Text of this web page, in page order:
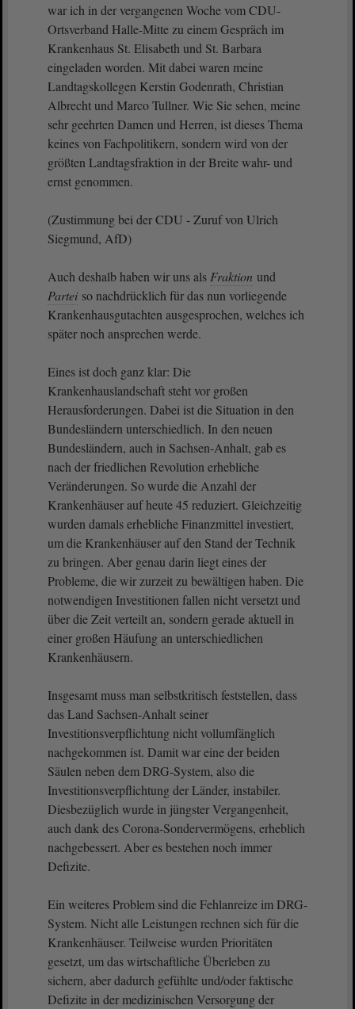
war ich in der vergangenen Woche vom CDU-
Ortsverband Halle-Mitte zu einem Gespräch im
Krankenhaus St. Elisabeth und St. Barbara
eingeladen worden. Mit dabei waren meine
Landtagskollegen Kerstin Godenrath, Christian
Albrecht und Marco Tullner. Wie Sie sehen, meine
sehr geehrten Damen und Herren, ist dieses Thema
keines von Fachpolitikern, sondern wird von der
größten Landtagsfraktion in der Breite wahr- und
ernst genommen.
(Zustimmung bei der CDU - Zuruf von Ulrich
Siegmund, AfD)
Auch deshalb haben wir uns als Fraktion und
Partei so nachdrücklich für das nun vorliegende
Krankenhausgutachten ausgesprochen, welches ich
später noch ansprechen werde.
Eines ist doch ganz klar: Die
Krankenhauslandschaft steht vor großen
Herausforderungen. Dabei ist die Situation in den
Bundesländern unterschiedlich. In den neuen
Bundesländern, auch in Sachsen-Anhalt, gab es
nach der friedlichen Revolution erhebliche
Veränderungen. So wurde die Anzahl der
Krankenhäuser auf heute 45 reduziert. Gleichzeitig
wurden damals erhebliche Finanzmittel investiert,
um die Krankenhäuser auf den Stand der Technik
zu bringen. Aber genau darin liegt eines der
Probleme, die wir zurzeit zu bewältigen haben. Die
notwendigen Investitionen fallen nicht versetzt und
über die Zeit verteilt an, sondern gerade aktuell in
einer großen Häufung an unterschiedlichen
Krankenhäusern.
Insgesamt muss man selbstkritisch feststellen, dass
das Land Sachsen-Anhalt seiner
Investitionsverpflichtung nicht vollumfänglich
nachgekommen ist. Damit war eine der beiden
Säulen neben dem DRG-System, also die
Investitionsverpflichtung der Länder, instabiler.
Diesbezüglich wurde in jüngster Vergangenheit,
auch dank des Corona-Sondervermögens, erheblich
nachgebessert. Aber es bestehen noch immer
Defizite.
Ein weiteres Problem sind die Fehlanreize im DRG-
System. Nicht alle Leistungen rechnen sich für die
Krankenhäuser. Teilweise wurden Prioritäten
gesetzt, um das wirtschaftliche Überleben zu
sichern, aber dadurch gefühlte und/oder faktische
Defizite in der medizinischen Versorgung der